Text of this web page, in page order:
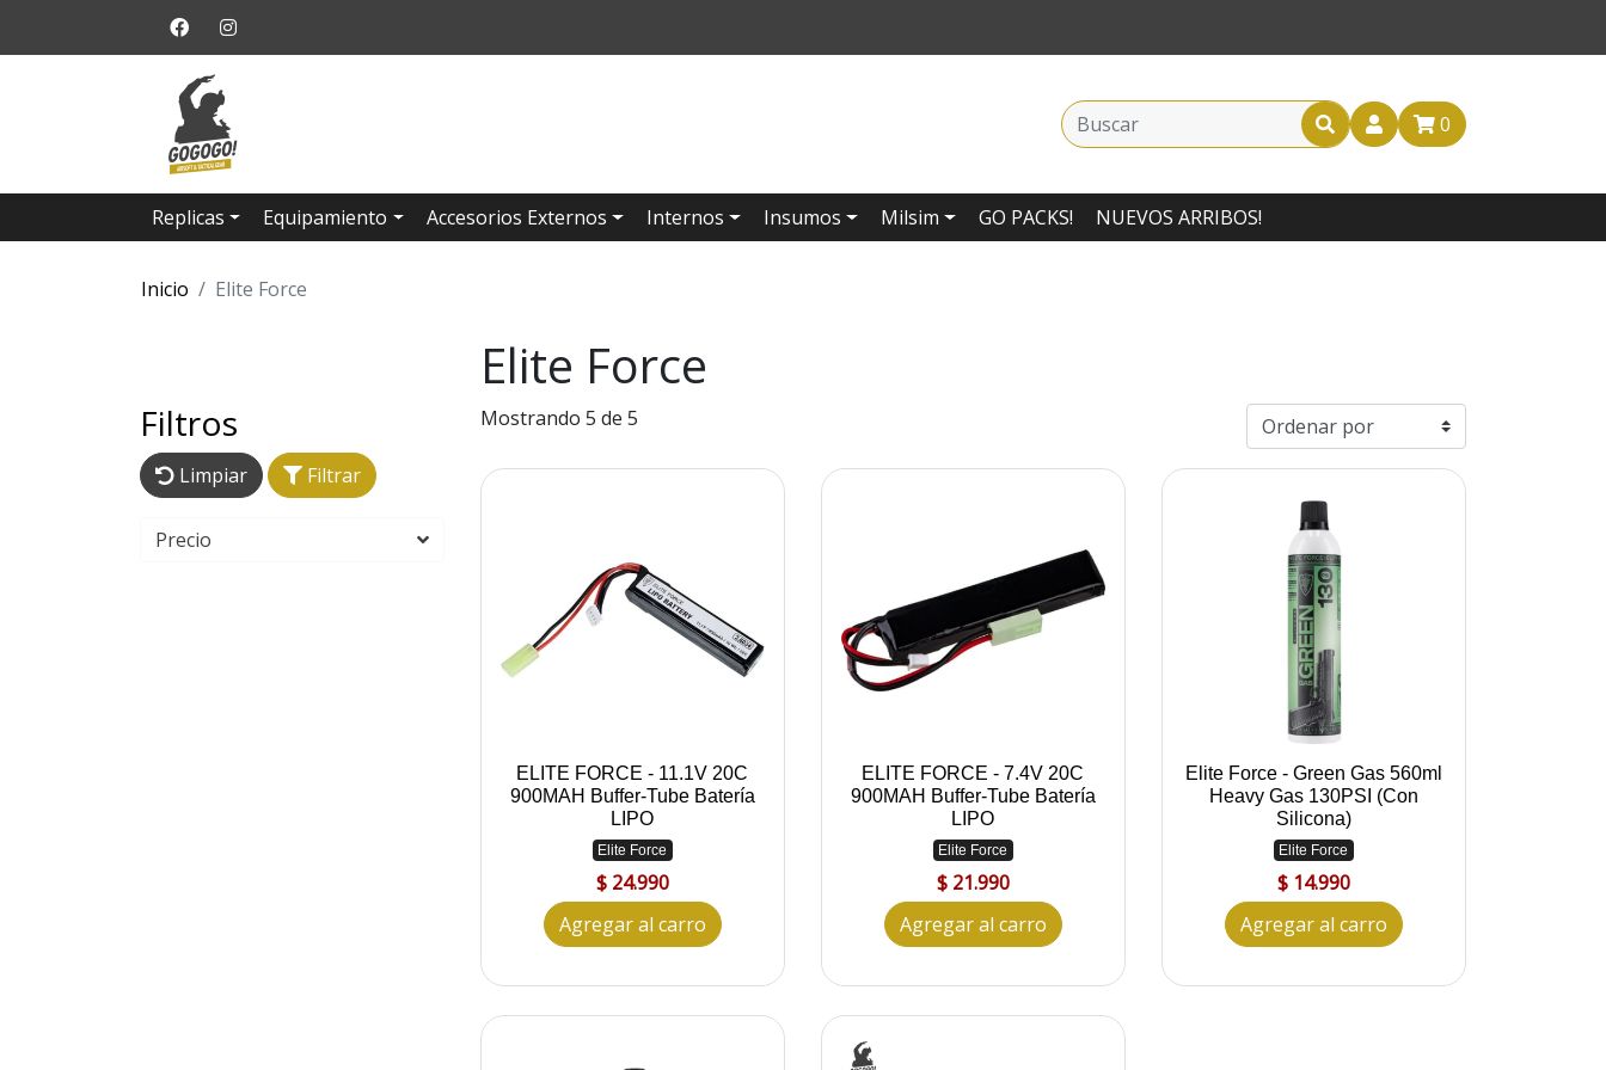
0
Replicas Equipamiento Accesorios Externos Internos Insumos Milsim GO PACKS! NUEVOS ARRIBOS!
Inicio Elite Force
Elite Force
Filtros
Limpiar Filtrar
Precio
Mostrando 5 de 5
ELITE FORCE - 11.1V 20C
900MAH Buffer-Tube Batería
LIPO
Elite Force
$ 24.990
Agregar al carro
ELITE FORCE - 7.4V 20C
900MAH Buffer-Tube Batería
LIPO
Elite Force
$ 21.990
Agregar al carro
Elite Force - Green Gas 560ml
Heavy Gas 130PSI (Con
Silicona)
Elite Force
$ 14.990
Agregar al carro